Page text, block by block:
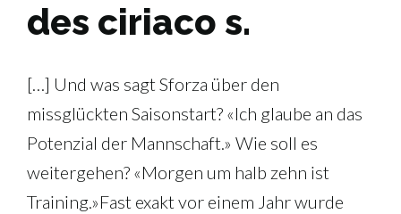
des ciriaco s.
[…] Und was sagt Sforza über den
missglückten Saisonstart? «Ich glaube an das
Potenzial der Mannschaft.» Wie soll es
weitergehen? «Morgen um halb zehn ist
Training.»Fast exakt vor einem Jahr wurde